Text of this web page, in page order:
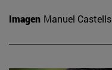
Imagen Manuel Castells